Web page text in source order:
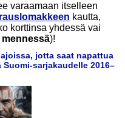
varaamaan itselleen
kautta,
korttinsa yhdessä vai
mennessä)!
jotta saat napattua
sarjakaudelle 2016–